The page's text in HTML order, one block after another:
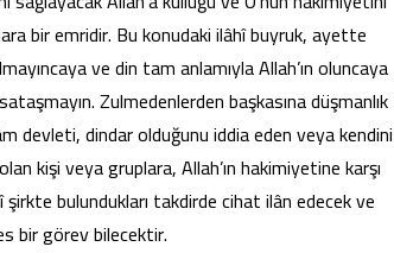
bir emridir. Bu konudaki ilâhî buyruk, ayette
ve din tam anlamıyla Allah’ın oluncaya
Zulmedenlerden başkasına düşmanlık
devleti, dindar olduğunu iddia eden veya kendini
kişi veya gruplara, Allah’ın hakimiyetine karşı
bulundukları takdirde cihat ilân edecek ve
bir görev bilecektir.